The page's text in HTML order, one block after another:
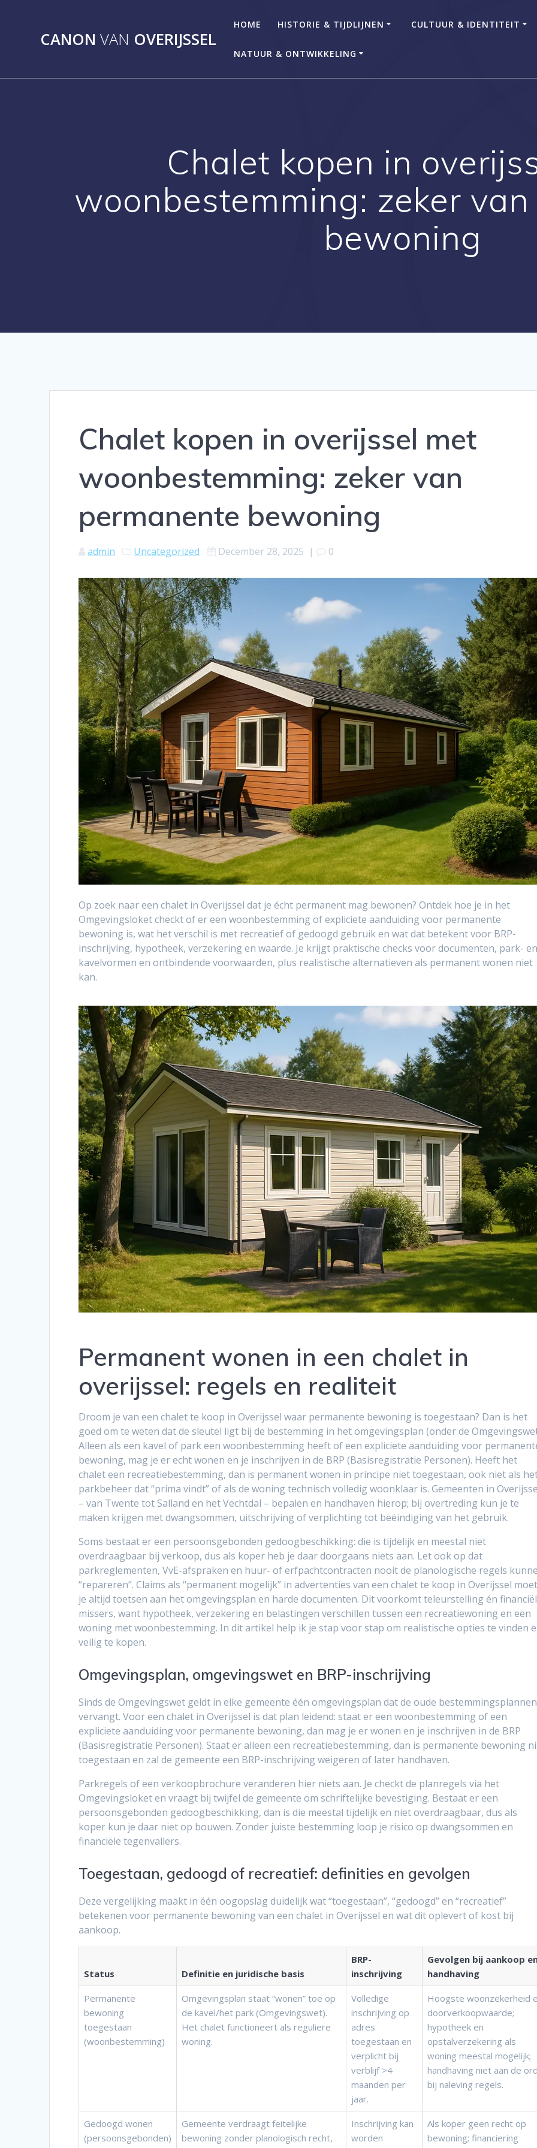
CANON VAN OVERIJSSEL
HOME HISTORIE & TIJDLIJNEN CULTUUR & IDENTITEIT
NATUUR & ONTWIKKELING
Chalet kopen in
woonbestemming: zeker
bewoning
Chalet kopen in overijssel met
woonbestemming: zeker van
permanente bewoning
admin Uncategorized December 28, 2025 | 0
Op zoek naar een chalet in Overijssel dat je écht permanent mag bewonen? Ontdek hoe je in het
Omgevingsloket checkt of er een woonbestemming of expliciete aanduiding voor permanente
bewoning is, wat het verschil is met recreatief of gedoogd gebruik en wat dat betekent voor BRP-
inschrijving, hypotheek, verzekering en waarde. Je krijgt praktische checks voor documenten, park- en
kavelvormen en ontbindende voorwaarden, plus realistische alternatieven als permanent wonen niet
kan.
Permanent wonen in een chalet in
overijssel: regels en realiteit
Droom je van een chalet te koop in Overijssel waar permanente bewoning is toegestaan? Dan is het
goed om te weten dat de sleutel ligt bij de bestemming in het omgevingsplan (onder de
Alleen als een kavel of park een woonbestemming heeft of een expliciete aanduiding voor
bewoning, mag je er echt wonen en je inschrijven in de BRP (Basisregistratie Personen). Heeft het
chalet een recreatiebestemming, dan is permanent wonen in principe niet toegestaan, ook niet als
parkbeheer dat “prima vindt” of als de woning technisch volledig woonklaar is. Gemeenten in
– van Twente tot Salland en het Vechtdal – bepalen en handhaven hierop; bij overtreding kun je te
maken krijgen met dwangsommen, uitschrijving of verplichting tot beëindiging van het gebruik.
Soms bestaat er een persoonsgebonden gedoogbeschikking: die is tijdelijk en meestal niet
overdraagbaar bij verkoop, dus als koper heb je daar doorgaans niets aan. Let ook op dat
parkreglementen, VvE-afspraken en huur- of erfpachtcontracten nooit de planologische regels
“repareren”. Claims als “permanent mogelijk” in advertenties van een chalet te koop in Overijssel moet
je altijd toetsen aan het omgevingsplan en harde documenten. Dit voorkomt teleurstelling én
missers, want hypotheek, verzekering en belastingen verschillen tussen een recreatiewoning en een
woning met woonbestemming. In dit artikel help ik je stap voor stap om realistische opties te vinden
veilig te kopen.
Omgevingsplan, omgevingswet en BRP-inschrijving
Sinds de Omgevingswet geldt in elke gemeente één omgevingsplan dat de oude bestemmingsplannen
vervangt. Voor een chalet in Overijssel is dat plan leidend: staat er een woonbestemming of een
expliciete aanduiding voor permanente bewoning, dan mag je er wonen en je inschrijven in de BRP
(Basisregistratie Personen). Staat er alleen een recreatiebestemming, dan is permanente bewoning
toegestaan en zal de gemeente een BRP-inschrijving weigeren of later handhaven.
Parkregels of een verkoopbrochure veranderen hier niets aan. Je checkt de planregels via het
Omgevingsloket en vraagt bij twijfel de gemeente om schriftelijke bevestiging. Bestaat er een
persoonsgebonden gedoogbeschikking, dan is die meestal tijdelijk en niet overdraagbaar, dus als
koper kun je daar niet op bouwen. Zonder juiste bestemming loop je risico op dwangsommen en
financiële tegenvallers.
Toegestaan, gedoogd of recreatief: definities en gevolgen
Deze vergelijking maakt in één oogopslag duidelijk wat “toegestaan”, “gedoogd” en “recreatief”
betekenen voor permanente bewoning van een chalet in Overijssel en wat dit oplevert of kost bij
aankoop.
Status Definitie en juridische basis
BRP-
inschrijving
Gevolgen bij aankoop
handhaving
Permanente
bewoning
toegestaan
(woonbestemming)
Omgevingsplan staat “wonen” toe op
de kavel/het park (Omgevingswet).
Het chalet functioneert als reguliere
woning.
Volledige
inschrijving op
adres
toegestaan en
verplicht bij
verblijf >4
maanden per
jaar.
Hoogste woonzekerheid
doorverkoopwaarde;
hypotheek en
opstalverzekering als
woning meestal mogelijk;
handhaving niet aan de
bij naleving regels.
Gedoogd wonen
(persoonsgebonden)
Gemeente verdraagt feitelijke
bewoning zonder planologisch recht,
Inschrijving kan
worden
Als koper geen recht op
bewoning; financiering